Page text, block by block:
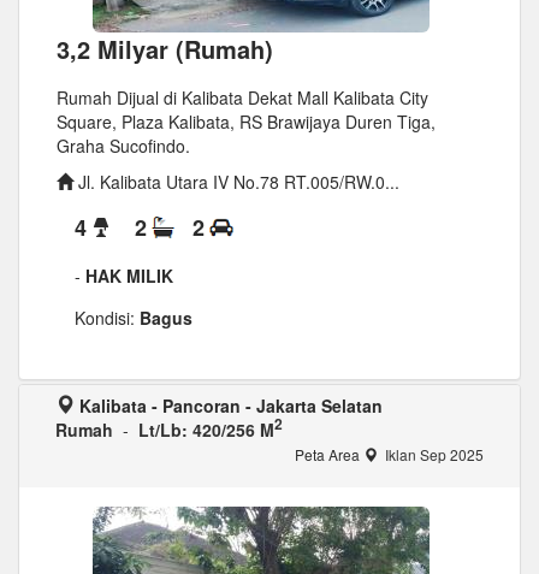
3,2 Milyar (Rumah)
Rumah Dijual di Kalibata Dekat Mall Kalibata City
Square, Plaza Kalibata, RS Brawijaya Duren Tiga,
Graha Sucofindo.
Jl. Kalibata Utara IV No.78 RT.005/RW.0...
4 2 2
- HAK MILIK
Kondisi: Bagus
Kalibata - Pancoran - Jakarta Selatan
Rumah - Lt/Lb: 420/256 M2
Peta Area Iklan Sep 2025